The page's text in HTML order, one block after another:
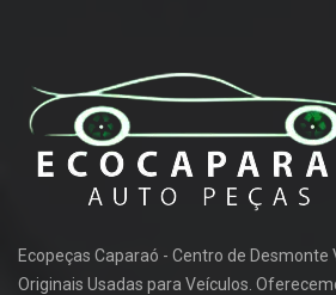
Ecopeças Caparaó - Centro de Desmonte
Originais Usadas para Veículos.